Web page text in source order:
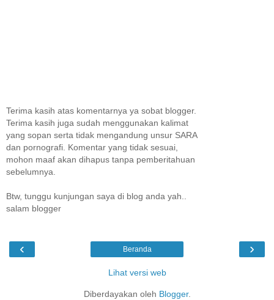
Terima kasih atas komentarnya ya sobat blogger.
Terima kasih juga sudah menggunakan kalimat
yang sopan serta tidak mengandung unsur SARA
dan pornografi. Komentar yang tidak sesuai,
mohon maaf akan dihapus tanpa pemberitahuan
sebelumnya.
Btw, tunggu kunjungan saya di blog anda yah..
salam blogger
‹ ›
Beranda
Lihat versi web
Diberdayakan oleh Blogger.